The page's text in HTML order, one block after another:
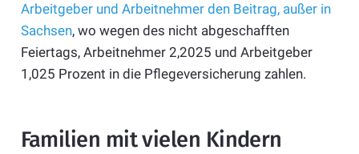
Arbeitgeber und Arbeitnehmer den Beitrag, außer in
Sachsen, wo wegen des nicht abgeschafften
Feiertags, Arbeitnehmer 2,2025 und Arbeitgeber
1,025 Prozent in die Pflegeversicherung zahlen.
Familien mit vielen Kindern